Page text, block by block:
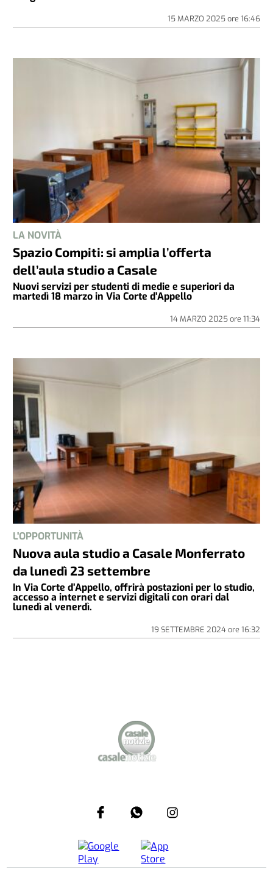
15 MARZO 2025ore 16:46
LA NOVITÀ
Spazio Compiti: si amplia l’offerta
dell’aula studio a Casale
Nuovi servizi per studenti di medie e superiori da
martedì 18 marzo in Via Corte d’Appello
14 MARZO 2025ore 11:34
L'OPPORTUNITÀ
Nuova aula studio a Casale Monferrato
da lunedì 23 settembre
In Via Corte d’Appello, offrirà postazioni per lo studio,
accesso a internet e servizi digitali con orari dal
lunedì al venerdì.
19 SETTEMBRE 2024ore 16:32